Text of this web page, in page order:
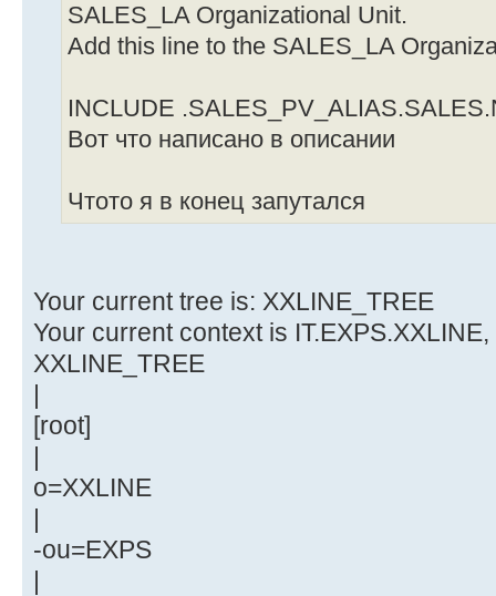
SALES_LA Organizational Unit.
Add this line to the SALES_LA
INCLUDE
Вот что написано в описании
Чтото я в конец запутался
Your current tree is: XXLINE_TREE
Your current context is IT.EXPS.XXLINE,
XXLINE_TREE
[root]
o=XXLINE
-ou=EXPS